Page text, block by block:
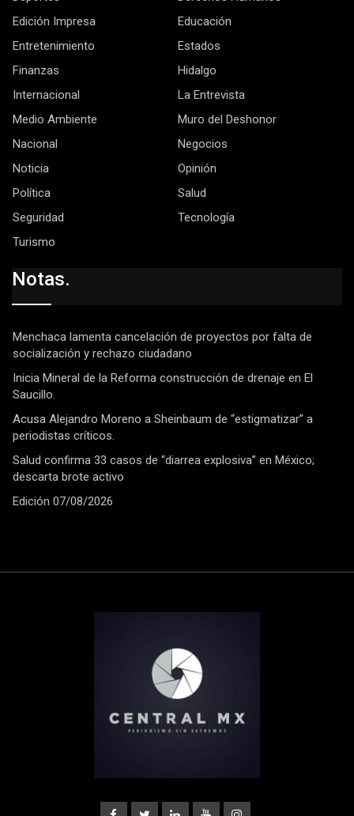
Edición Impresa
Educación
Entretenimiento
Estados
Finanzas
Hidalgo
Internacional
La Entrevista
Medio Ambiente
Muro del Deshonor
Nacional
Negocios
Noticia
Opinión
Política
Salud
Seguridad
Tecnología
Turismo
Notas.
Menchaca lamenta cancelación de proyectos por falta de
socialización y rechazo ciudadano
Inicia Mineral de la Reforma construcción de drenaje en El
Saucillo.
Acusa Alejandro Moreno a Sheinbaum de “estigmatizar” a
periodistas críticos.
Salud confirma 33 casos de “diarrea explosiva” en México;
descarta brote activo
Edición 07/08/2026